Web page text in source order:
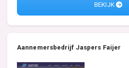
BEKIJK
Aannemersbedrijf Jaspers Faijer